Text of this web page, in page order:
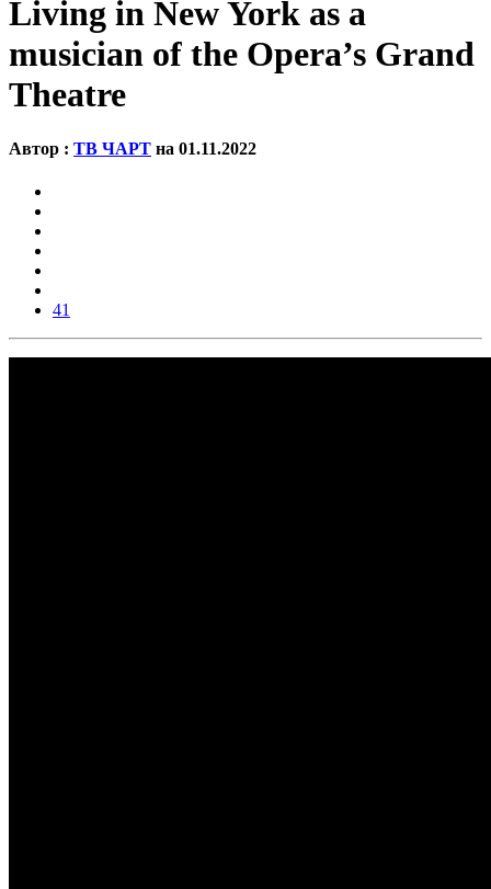
Living in New York as a
musician of the Opera’s Grand
Theatre
Автор : ТВ ЧАРТ на 01.11.2022
41